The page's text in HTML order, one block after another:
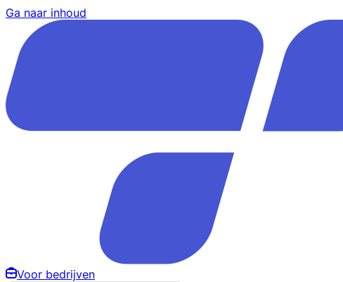
Ga naar inhoud
Voor bedrijven